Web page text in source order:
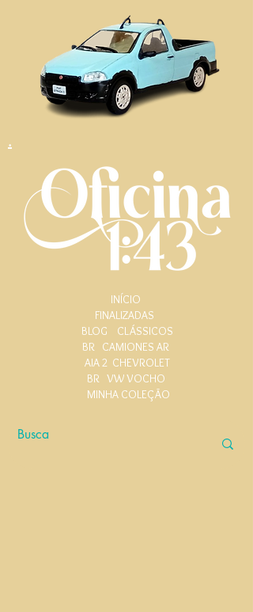
.
INÍCIO
FINALIZADAS
BLOG
CLÁSSICOS
BR CAMIONES AR
AIA 2 CHEVROLET
BR VW VOCHO
MINHA COLEÇÃO